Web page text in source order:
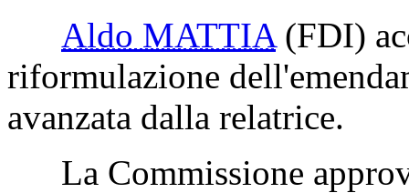
Aldo MATTIA (FDI)
riformulazione
avanzata dalla relatrice.
La Commissione